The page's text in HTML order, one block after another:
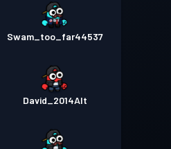
Swam_too_far44537
David_2014Alt